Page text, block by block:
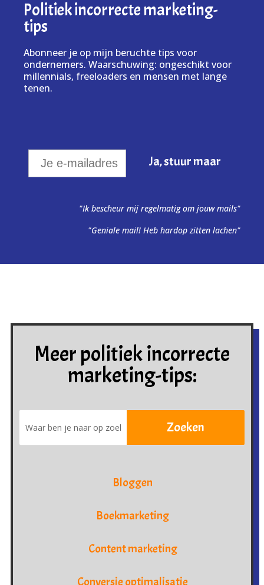
Politiek incorrecte marketing-
tips
Abonneer je op mijn beruchte tips voor
ondernemers. Waarschuwing: ongeschikt voor
millennials, freeloaders en mensen met lange
tenen.
"Ik bescheur mij regelmatig om jouw mails"
"Geniale mail! Heb hardop zitten lachen"
Meer politiek incorrecte
marketing-tips:
Bloggen
Boekmarketing
Content marketing
Conversie optimalisatie